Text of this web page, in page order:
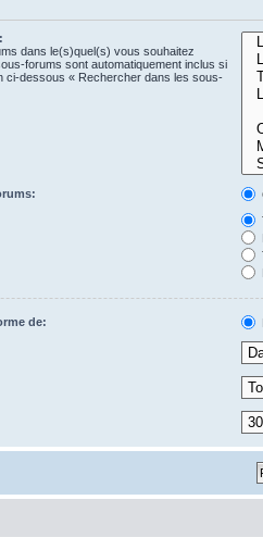
dans le(s)quel(s) vous souhaitez
forums sont automatiquement inclus si
ci-dessous « Rechercher dans les sous-
de: